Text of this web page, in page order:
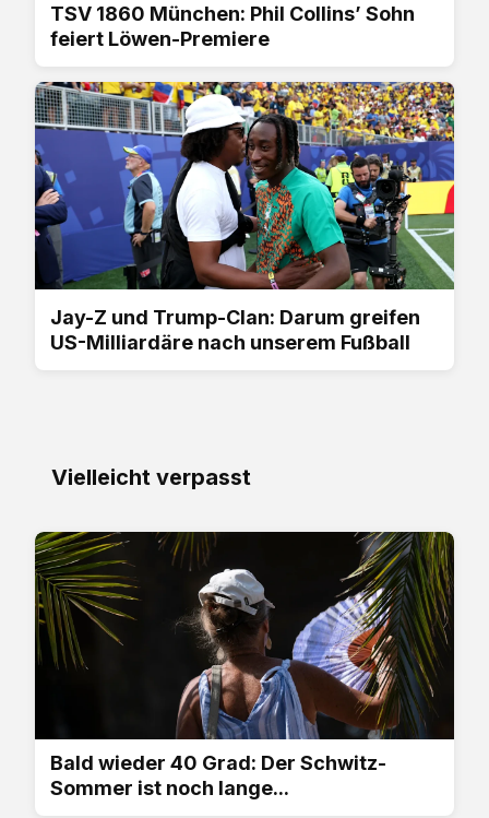
TSV 1860 München: Phil Collins’ Sohn
feiert Löwen-Premiere
Jay-Z und Trump-Clan: Darum greifen
US-Milliardäre nach unserem Fußball
Vielleicht verpasst
Bald wieder 40 Grad: Der Schwitz-
Sommer ist noch lange...